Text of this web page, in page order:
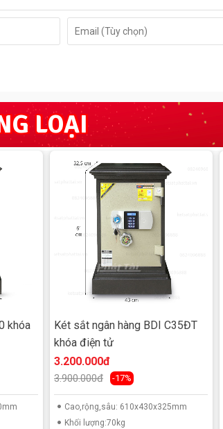
120 phút.
LOẠI
khóa
Két sắt ngân hàng BDI C35ĐT
khóa điện tử
3.200.000đ
3.900.000đ -17%
Cao,rộng,sâu: 610x430x325mm
Khối lượng:70kg